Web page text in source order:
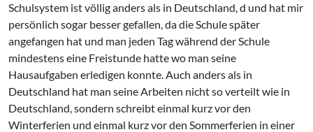
Schulsystem ist völlig anders als in Deutschland, d und hat mir
persönlich sogar besser gefallen, da die Schule später
angefangen hat und man jeden Tag während der Schule
mindestens eine Freistunde hatte wo man seine
Hausaufgaben erledigen konnte. Auch anders als in
Deutschland hat man seine Arbeiten nicht so verteilt wie in
Deutschland, sondern schreibt einmal kurz vor den
Winterferien und einmal kurz vor den Sommerferien in einer